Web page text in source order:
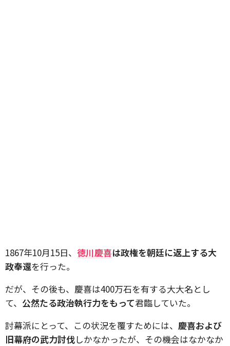
1867年10月15日、 徳川慶喜は政権を朝廷に返上する大
政奉還を行った。
だが、その後も、慶喜は400万石を有する大大名とし
て、 公然たる政治執行力をもって君臨していた。
討幕派にとって、この状況を覆すためには、 慶喜および
旧幕府の武力討伐しかなかったが、その機会はなかなか